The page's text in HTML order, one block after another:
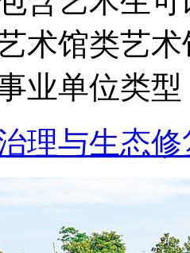
术馆类艺
业单位类
理与生态